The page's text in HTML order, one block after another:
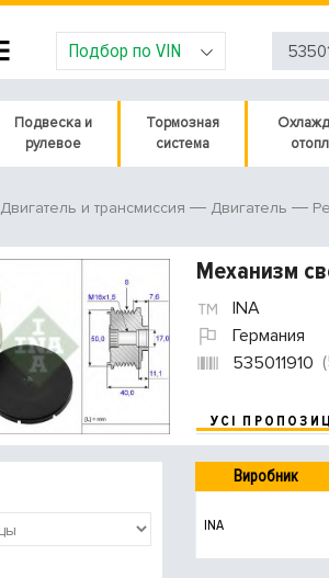
Подбор по VIN
Подвеска и
рулевое
Тормозная
система
Двигатель и трансмиссия Двигатель
Механизм
INA
Германия
535011910
УСІ
Виробник
INA